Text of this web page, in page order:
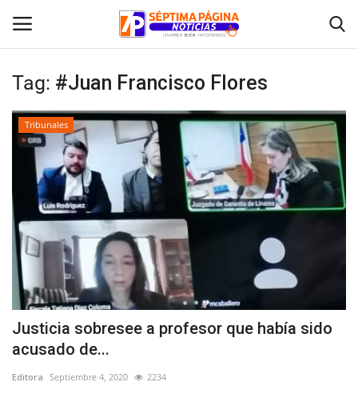
Inicio
Crónica
Policial
Tribunales
Deporte
Política
Espectáculos
Tag: #Juan Francisco Flores
Tribunales
Justicia sobresee a profesor que había sido
acusado de...
Editora Septiembre 4, 2020 2234